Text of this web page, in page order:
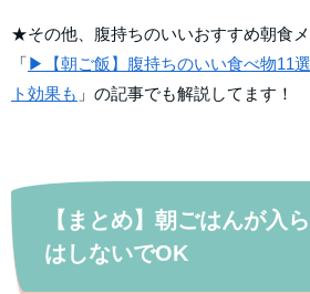
★その他、腹持ちのいいおすすめ朝食
「▶【朝ご飯】腹持ちのいい食べ物11
ト効果も 」の記事でも解説してます！
【まとめ】朝ごはんが入
はしないでOK